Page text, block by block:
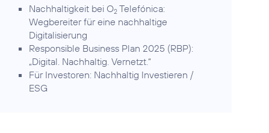
Nachhaltigkeit bei O2 Telefónica:
Wegbereiter für eine nachhaltige
Digitalisierung
Responsible Business Plan 2025 (RBP):
„Digital. Nachhaltig. Vernetzt.“
Für Investoren: Nachhaltig Investieren /
ESG